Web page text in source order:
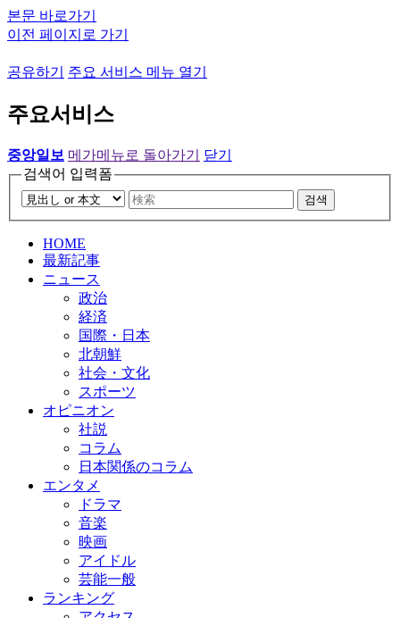
본문 바로가기
이전 페이지로 가기
공유하기 주요 서비스 메뉴 열기
주요서비스
중앙일보 메가메뉴로 돌아가기
닫기
검색어 입력폼
검색
HOME
最新記事
ニュース
政治
経済
国際・日本
北朝鮮
社会・文化
スポーツ
オピニオン
社説
コラム
日本関係のコラム
エンタメ
ドラマ
音楽
映画
アイドル
芸能一般
ランキング